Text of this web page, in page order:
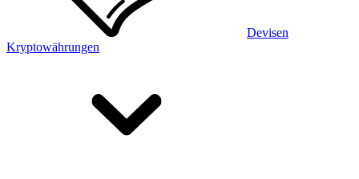
Devisen
Kryptowährungen